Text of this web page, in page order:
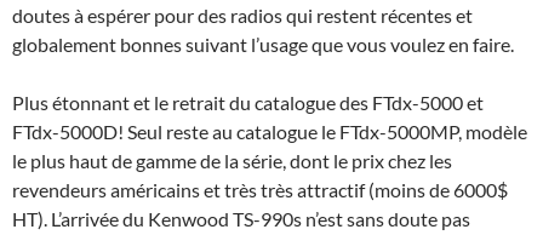
doutes à espérer pour des radios qui restent récentes et
globalement bonnes suivant l’usage que vous voulez en faire.
Plus étonnant et le retrait du catalogue des FTdx-5000 et
FTdx-5000D! Seul reste au catalogue le FTdx-5000MP, modèle
le plus haut de gamme de la série, dont le prix chez les
revendeurs américains et très très attractif (moins de 6000$
HT). L’arrivée du Kenwood TS-990s n’est sans doute pas